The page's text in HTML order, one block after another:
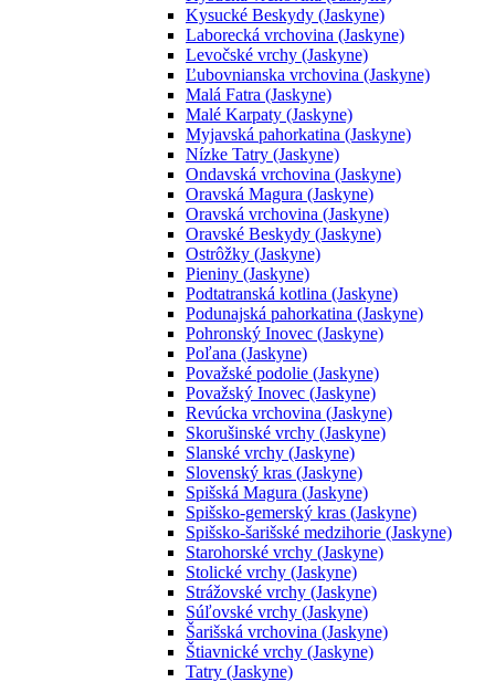
Kysucké Beskydy (Jaskyne)
Laborecká vrchovina (Jaskyne)
Levočské vrchy (Jaskyne)
Ľubovnianska vrchovina (Jaskyne)
Malá Fatra (Jaskyne)
Malé Karpaty (Jaskyne)
Myjavská pahorkatina (Jaskyne)
Nízke Tatry (Jaskyne)
Ondavská vrchovina (Jaskyne)
Oravská Magura (Jaskyne)
Oravská vrchovina (Jaskyne)
Oravské Beskydy (Jaskyne)
Ostrôžky (Jaskyne)
Pieniny (Jaskyne)
Podtatranská kotlina (Jaskyne)
Podunajská pahorkatina (Jaskyne)
Pohronský Inovec (Jaskyne)
Poľana (Jaskyne)
Považské podolie (Jaskyne)
Považský Inovec (Jaskyne)
Revúcka vrchovina (Jaskyne)
Skorušinské vrchy (Jaskyne)
Slanské vrchy (Jaskyne)
Slovenský kras (Jaskyne)
Spišská Magura (Jaskyne)
Spišsko-gemerský kras (Jaskyne)
Spišsko-šarišské medzihorie (Jaskyne)
Starohorské vrchy (Jaskyne)
Stolické vrchy (Jaskyne)
Strážovské vrchy (Jaskyne)
Súľovské vrchy (Jaskyne)
Šarišská vrchovina (Jaskyne)
Štiavnické vrchy (Jaskyne)
Tatry (Jaskyne)